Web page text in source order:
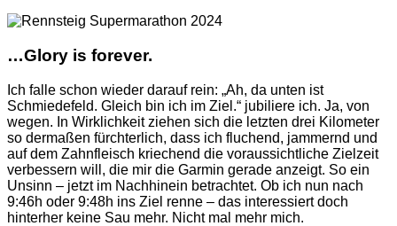
…Glory is forever.
Ich falle schon wieder darauf rein: „Ah, da unten ist
Schmiedefeld. Gleich bin ich im Ziel.“ jubiliere ich. Ja, von
wegen. In Wirklichkeit ziehen sich die letzten drei Kilometer
so dermaßen fürchterlich, dass ich fluchend, jammernd und
auf dem Zahnfleisch kriechend die voraussichtliche Zielzeit
verbessern will, die mir die Garmin gerade anzeigt. So ein
Unsinn – jetzt im Nachhinein betrachtet. Ob ich nun nach
9:46h oder 9:48h ins Ziel renne – das interessiert doch
hinterher keine Sau mehr. Nicht mal mehr mich.